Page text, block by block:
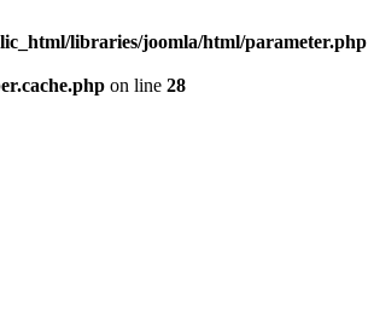
libraries/joomla/html/parameter.php
on line 28